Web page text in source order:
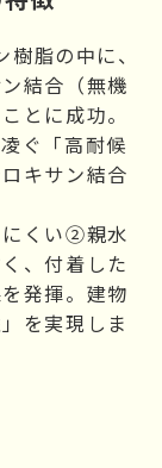
脂の中に、
結合（無機
とに成功。
ぐ「高耐候
キサン結合
くい②親水
、付着した
発揮。建物
を実現しま